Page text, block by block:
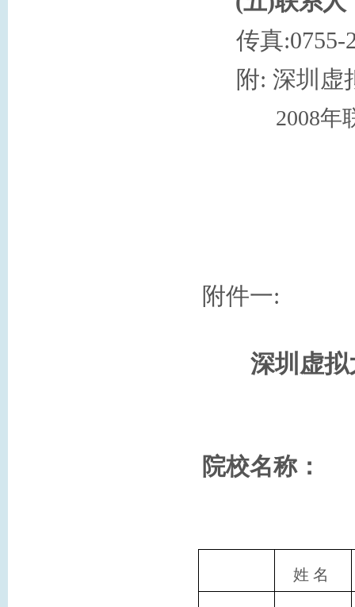
传真:0755-
附: 深圳虚
2008年
附件一:
深圳虚
院校名称：
姓 名